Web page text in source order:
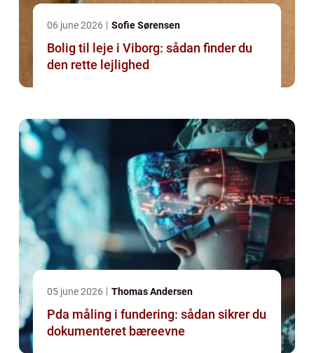
06 june 2026 Sofie Sørensen
Bolig til leje i Viborg: sådan finder du
den rette lejlighed
05 june 2026 Thomas Andersen
Pda måling i fundering: sådan sikrer du
dokumenteret bæreevne